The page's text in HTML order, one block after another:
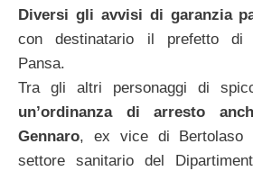
Diversi gli avvisi di garanzia
con destinatario il prefetto di
Pansa.
Tra gli altri personaggi di
un’ordinanza di arresto
Gennaro, ex vice di Bertolaso
settore sanitario del